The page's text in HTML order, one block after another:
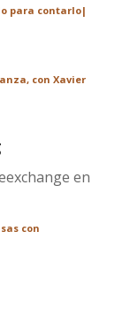
para contarlo|
con Xavier
con